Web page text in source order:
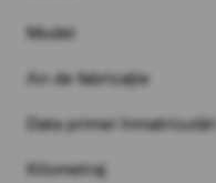
Model
An de fabricație
Data primei înmatriculări
Kilometraj